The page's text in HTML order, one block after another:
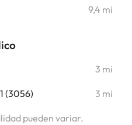
9,4 mi
3 mi
(3056) 3 mi
pueden variar.